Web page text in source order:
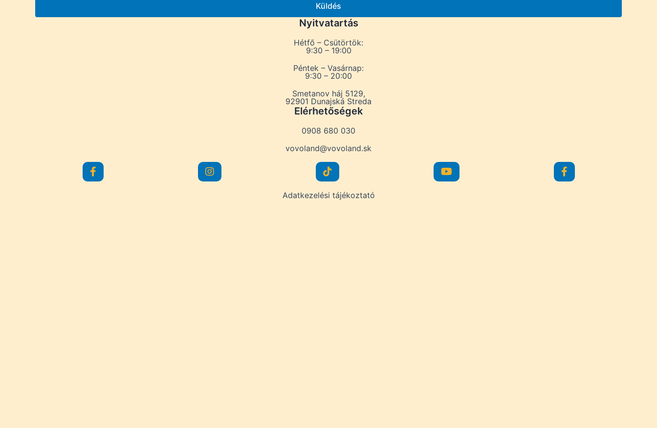
Küldés
Nyitvatartás
Hétfő – Csütörtök:
9:30 – 19:00
Péntek – Vasárnap:
9:30 – 20:00
Smetanov háj 5129,
92901 Dunajská Streda
Elérhetőségek
0908 680 030
vovoland@vovoland.sk
Adatkezelési tájékoztató